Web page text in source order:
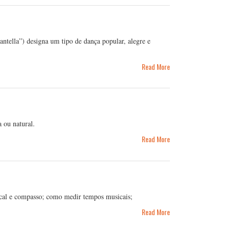
designa um tipo de dança popular, alegre e
Read More
ou natural.
Read More
e compasso; como medir tempos musicais;
Read More